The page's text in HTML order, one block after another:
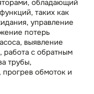
обладающий
таких как
управление
потерь
выявление
работа с обратным
трубы,
обмоток и